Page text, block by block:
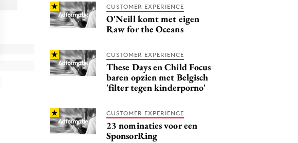
CUSTOMER EXPERIENCE
O'Neill komt met eigen
Raw for the Oceans
CUSTOMER EXPERIENCE
These Days en Child Focus
baren opzien met Belgisch
'filter tegen kinderporno'
CUSTOMER EXPERIENCE
23 nominaties voor een
SponsorRing